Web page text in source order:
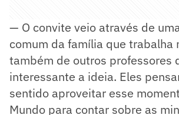
— O convite veio através de
comum da família que trabalha
também de outros professores
interessante a ideia. Eles
sentido aproveitar esse
Mundo para contar sobre as